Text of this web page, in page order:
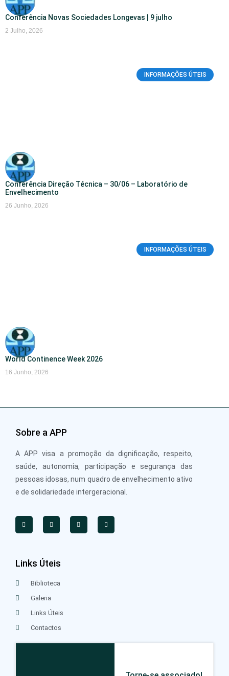
Conferência Novas Sociedades Longevas | 9 julho
2 Julho, 2026
INFORMAÇÕES ÚTEIS
Conferência Direção Técnica – 30/06 – Laboratório de
Envelhecimento
26 Junho, 2026
INFORMAÇÕES ÚTEIS
World Continence Week 2026
16 Junho, 2026
Sobre a APP
A APP visa a promoção da dignificação, respeito,
saúde, autonomia, participação e segurança das
pessoas idosas, num quadro de envelhecimento ativo
e de solidariedade intergeracional.
Links Úteis
Biblioteca
Galeria
Links Úteis
Contactos